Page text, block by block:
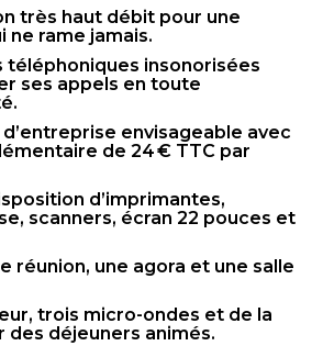
très haut débit pour une
ne rame jamais.
téléphoniques insonorisées
ses appels en toute
envisageable avec
de 24 € TTC par
d’imprimantes,
scanners, écran 22 pouces et
réunion, une agora et une salle
trois micro-ondes et de la
des déjeuners animés.